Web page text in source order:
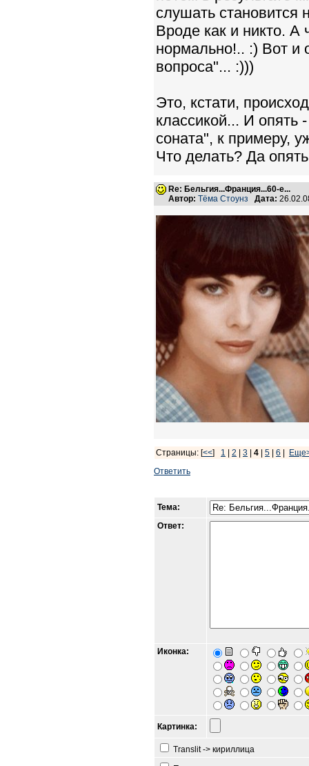
слушать становится
Вроде как и никто. А
нормально!.. :) Вот и
вопроса"... :)))
Это, кстати,
классикой... И опять
соната", к примеру,
Что делать? Да
Re: Бельгия...Франция...60-е...
Автор: Тёма Стоунз Дата:
Страницы: [<<] 1 2 3 4 5 6
Ответить
Тема:
Ответ:
Иконка:
Картинка:
Translit -> кириллица